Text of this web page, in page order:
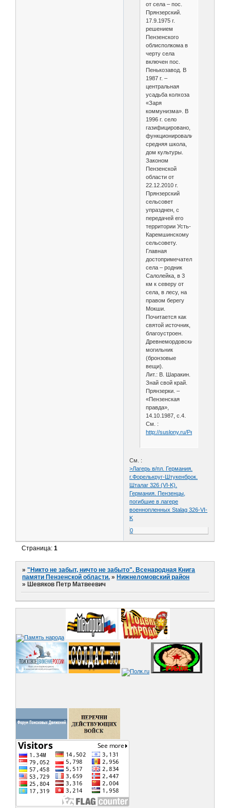
от села – пос.
Прянзерский.
17.9.1975 г.
решением
Пензенского
облисполкома в
черту села
включен пос.
Пенькозавод. В
1987 г. –
центральная
усадьба колхоза
«Заря
коммунизма». В
1996 г. село
газифицировано,
функционировали
средняя школа,
дом культуры.
Законом
Пензенской
области от
22.12.2010 г.
Прянзерский
сельсовет
упразднен, с
передачей его
территории Усть-
Каремшинскому
сельсовету.
Главная
достопримечательность
села – родник
Салолейка, в 3
км к северу от
села, в лесу, на
правом берегу
Мокши.
Почитается как
святой источник,
благоустроен.
Древнемордовский
могильник
(бронзовые
вещи).
Лит.: В. Шаракин.
Знай свой край.
Прянзерки. –
«Пензенская
правда»,
14.10.1987, с.4.
См. :
http://suslony.ru/Penzagebiet/
См. :
>Лагерь в/пл. Германия.
г.Форелькруг-Штукенброк.
Шталаг 326 (VI-K).
Германия. Пензенцы,
погибшие в лагере
военнопленных Stalag 326-VI-
K
0
Страница:1
»"Никто не забыт, ничто не забыто". Всенародная Книга
памяти Пензенской области. » Нижнеломовский район
» Шевяков Петр Матвеевич